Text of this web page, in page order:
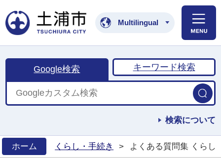
土浦市公式ホームペ
Multilingual
Google検索 キーワード検索
検索について
ホーム
くらし・手続き > よくある質問集 くらし